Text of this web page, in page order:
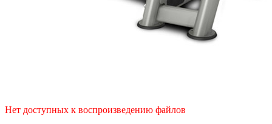
Нет доступных к воспроизведению файлов